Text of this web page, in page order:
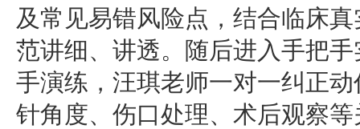
及常见易错风险点，结合临床
范讲细、讲透。随后进入手把
手演练，汪琪老师一对一纠正
针角度、伤口处理、术后观察